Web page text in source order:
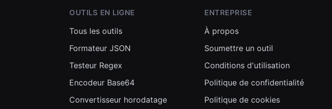
OUTILS EN LIGNE
Tous les outils
Formateur JSON
Testeur Regex
Encodeur Base64
Convertisseur horodatage
ENTREPRISE
À propos
Soumettre un outil
Conditions d'utilisation
Politique de confidentialité
Politique de cookies